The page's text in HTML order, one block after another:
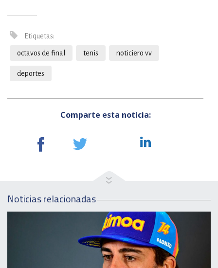
Etiquetas:
octavos de final tenis noticiero vv
deportes
Comparte esta noticia:
Noticias relacionadas